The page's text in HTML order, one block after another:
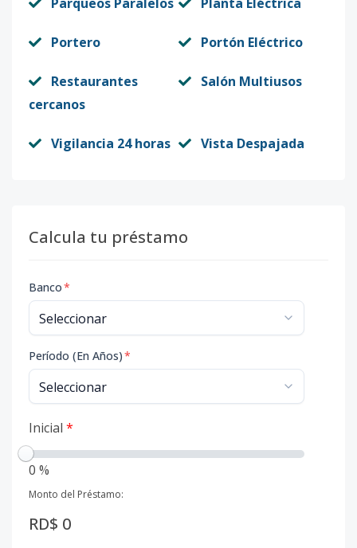
Portero Portón Eléctrico
Restaurantes
cercanos
Salón Multiusos
Vigilancia 24 horas Vista Despajada
Calcula tu préstamo
Banco*
Período (En Años)*
Inicial *
0 %
Monto del Préstamo:
RD$ 0